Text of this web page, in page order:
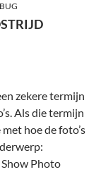
zekere termijn
Als die termijn
hoe de foto’s
Photo